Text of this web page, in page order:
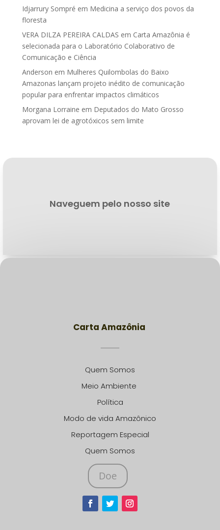
Idjarrury Sompré em Medicina a serviço dos povos da
floresta
VERA DILZA PEREIRA CALDAS em Carta Amazônia é
selecionada para o Laboratório Colaborativo de
Comunicação e Ciência
Anderson em Mulheres Quilombolas do Baixo
Amazonas lançam projeto inédito de comunicação
popular para enfrentar impactos climáticos
Morgana Lorraine em Deputados do Mato Grosso
aprovam lei de agrotóxicos sem limite
Naveguem pelo nosso site
Carta Amazônia
Quem Somos
Meio Ambiente
Política
Modo de vida Amazônico
Reportagem Especial
Quem Somos
Doe